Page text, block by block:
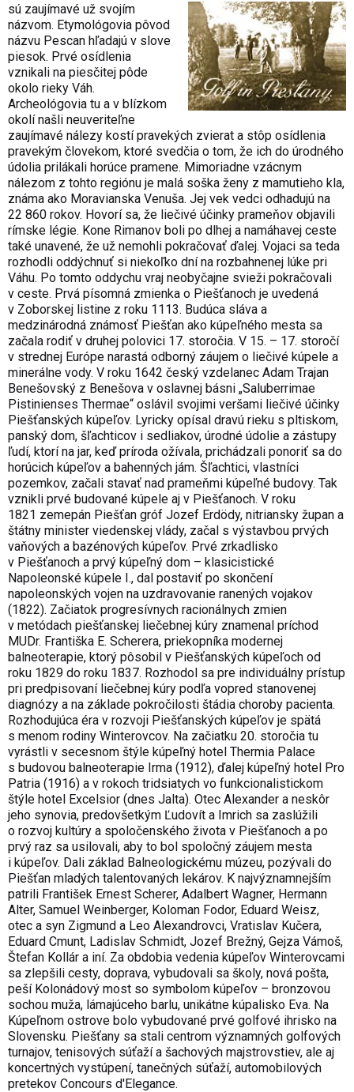
sú zaujímavé už svojím
názvom. Etymológovia pôvod
názvu Pescan hľadajú v slove
piesok. Prvé osídlenia
vznikali na piesčitej pôde
okolo rieky Váh.
Archeológovia tu a v blízkom
okolí našli neuveriteľne
zaujímavé nálezy kostí pravekých zvierat a stôp osídlenia
pravekým človekom, ktoré svedčia o tom, že ich do úrodného
údolia prilákali horúce pramene. Mimoriadne vzácnym
nálezom z tohto regiónu je malá soška ženy z mamutieho kla,
známa ako Moravianska Venuša. Jej vek vedci odhadujú na
22 860 rokov. Hovorí sa, že liečivé účinky prameňov objavili
rímske légie. Kone Rimanov boli po dlhej a namáhavej ceste
také unavené, že už nemohli pokračovať ďalej. Vojaci sa teda
rozhodli oddýchnuť si niekoľko dní na rozbahnenej lúke pri
Váhu. Po tomto oddychu vraj neobyčajne svieži pokračovali
v ceste. Prvá písomná zmienka o Piešťanoch je uvedená
v Zoborskej listine z roku 1113. Budúca sláva a
medzinárodná známosť Piešťan ako kúpeľného mesta sa
začala rodiť v druhej polovici 17. storočia. V 15. – 17. storočí
v strednej Európe narastá odborný záujem o liečivé kúpele a
minerálne vody. V roku 1642 český vzdelanec Adam Trajan
Benešovský z Benešova v oslavnej básni „Saluberrimae
Pistinienses Thermae“ oslávil svojimi veršami liečivé účinky
Piešťanských kúpeľov. Lyricky opísal dravú rieku s pltiskom,
panský dom, šľachticov i sedliakov, úrodné údolie a zástupy
ľudí, ktorí na jar, keď príroda ožívala, prichádzali ponoriť sa do
horúcich kúpeľov a bahenných jám. Šľachtici, vlastníci
pozemkov, začali stavať nad prameňmi kúpeľné budovy. Tak
vznikli prvé budované kúpele aj v Piešťanoch. V roku
1821 zemepán Piešťan gróf Jozef Erdödy, nitriansky župan a
štátny minister viedenskej vlády, začal s výstavbou prvých
vaňových a bazénových kúpeľov. Prvé zrkadlisko
v Piešťanoch a prvý kúpeľný dom – klasicistické
Napoleonské kúpele I., dal postaviť po skončení
napoleonských vojen na uzdravovanie ranených vojakov
(1822). Začiatok progresívnych racionálnych zmien
v metódach piešťanskej liečebnej kúry znamenal príchod
MUDr. Františka E. Scherera, priekopníka modernej
balneoterapie, ktorý pôsobil v Piešťanských kúpeľoch od
roku 1829 do roku 1837. Rozhodol sa pre individuálny prístup
pri predpisovaní liečebnej kúry podľa vopred stanovenej
diagnózy a na základe pokročilosti štádia choroby pacienta.
Rozhodujúca éra v rozvoji Piešťanských kúpeľov je spätá
s menom rodiny Winterovcov. Na začiatku 20. storočia tu
vyrástli v secesnom štýle kúpeľný hotel Thermia Palace
s budovou balneoterapie Irma (1912), ďalej kúpeľný hotel Pro
Patria (1916) a v rokoch tridsiatych vo funkcionalistickom
štýle hotel Excelsior (dnes Jalta). Otec Alexander a neskôr
jeho synovia, predovšetkým Ľudovít a Imrich sa zaslúžili
o rozvoj kultúry a spoločenského života v Piešťanoch a po
prvý raz sa usilovali, aby to bol spoločný záujem mesta
i kúpeľov. Dali základ Balneologickému múzeu, pozývali do
Piešťan mladých talentovaných lekárov. K najvýznamnejším
patrili František Ernest Scherer, Adalbert Wagner, Hermann
Alter, Samuel Weinberger, Koloman Fodor, Eduard Weisz,
otec a syn Zigmund a Leo Alexandrovci, Vratislav Kučera,
Eduard Cmunt, Ladislav Schmidt, Jozef Brežný, Gejza Vámoš,
Štefan Kollár a iní. Za obdobia vedenia kúpeľov Winterovcami
sa zlepšili cesty, doprava, vybudovali sa školy, nová pošta,
peší Kolonádový most so symbolom kúpeľov – bronzovou
sochou muža, lámajúceho barlu, unikátne kúpalisko Eva. Na
Kúpeľnom ostrove bolo vybudované prvé golfové ihrisko na
Slovensku. Piešťany sa stali centrom významných golfových
turnajov, tenisových súťaží a šachových majstrovstiev, ale aj
koncertných vystúpení, tanečných súťaží, automobilových
pretekov Concours d'Elegance.